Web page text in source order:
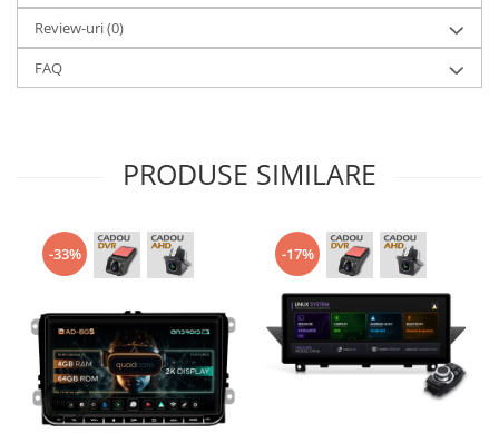
Review-uri(0)
FAQ
PRODUSE SIMILARE
-33% -17%